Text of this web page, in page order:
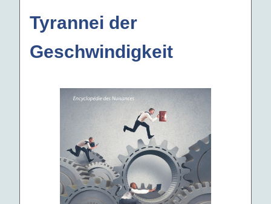
Tyrannei der
Geschwindigkeit